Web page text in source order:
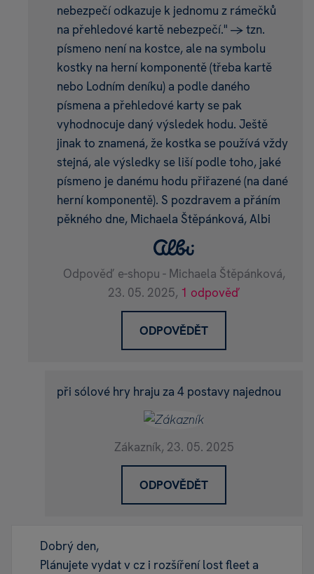
nebezpečí odkazuje k jednomu z rámečků
na přehledové kartě nebezpečí." -> tzn.
písmeno není na kostce, ale na symbolu
kostky na herní komponentě (třeba kartě
nebo Lodním deníku) a podle daného
písmena a přehledové karty se pak
vyhodnocuje daný výsledek hodu. Ještě
jinak to znamená, že kostka se používá vždy
stejná, ale výsledky se liší podle toho, jaké
písmeno je danému hodu přiřazené (na dané
herní komponentě). S pozdravem a přáním
pěkného dne, Michaela Štěpánková, Albi
Odpověď e-shopu - Michaela Štěpánková,
23. 05. 2025, 1 odpověď
ODPOVĚDĚT
při sólové hry hraju za 4 postavy najednou
Zákazník, 23. 05. 2025
ODPOVĚDĚT
Dobrý den,
Plánujete vydat v cz i rozšíření lost fleet a